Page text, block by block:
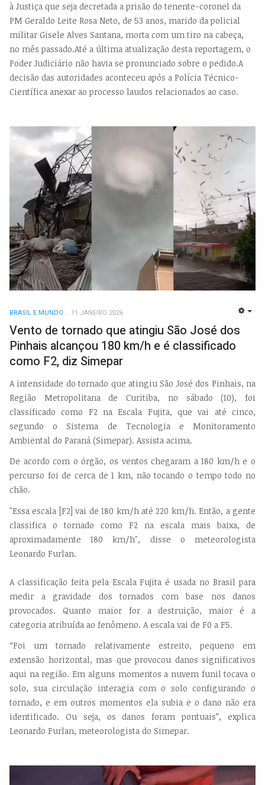
à Justiça que seja decretada a prisão do tenente-coronel da
PM Geraldo Leite Rosa Neto, de 53 anos, marido da policial
militar Gisele Alves Santana, morta com um tiro na cabeça,
no mês passado.Até a última atualização desta reportagem, o
Poder Judiciário não havia se pronunciado sobre o pedido.A
decisão das autoridades aconteceu após a Polícia Técnico-
Científica anexar ao processo laudos relacionados ao caso.
BRASIL E MUNDO 11 JANEIRO 2026
Vento de tornado que atingiu São José dos
Pinhais alcançou 180 km/h e é classificado
como F2, diz Simepar
A intensidade do tornado que atingiu São José dos Pinhais, na
Região Metropolitana de Curitiba, no sábado (10), foi
classificado como F2 na Escala Fujita, que vai até cinco,
segundo o Sistema de Tecnologia e Monitoramento
Ambiental do Paraná (Simepar). Assista acima.
De acordo com o órgão, os ventos chegaram a 180 km/h e o
percurso foi de cerca de 1 km, não tocando o tempo todo no
chão.
"Essa escala [F2] vai de 180 km/h até 220 km/h. Então, a gente
classifica o tornado como F2 na escala mais baixa, de
aproximadamente 180 km/h", disse o meteorologista
Leonardo Furlan.
A classificação feita pela Escala Fujita é usada no Brasil para
medir a gravidade dos tornados com base nos danos
provocados. Quanto maior for a destruição, maior é a
categoria atribuída ao fenômeno. A escala vai de F0 a F5.
“Foi um tornado relativamente estreito, pequeno em
extensão horizontal, mas que provocou danos significativos
aqui na região. Em alguns momentos a nuvem funil tocava o
solo, sua circulação interagia com o solo configurando o
tornado, e em outros momentos ela subia e o dano não era
identificado. Ou seja, os danos foram pontuais”, explica
Leonardo Furlan, meteorologista do Simepar.